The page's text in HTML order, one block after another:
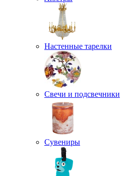
Настенные тарелки
Свечи и подсвечники
Сувениры